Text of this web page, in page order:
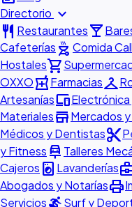
Directorio expand_more
restaurant Restauranteslocal_bar
Cafeterías outdoor_grill Comida
Hostalesshopping_cart
OXXOlocal_pharmacyFarmaciascheckroom
Artesaníasdevices
MaterialesstoreMercados
Médicos y Dentistascontent_cut
y Fitness car_repair Talleres
Cajeros local_laundry_service Lavanderías
Abogados y Notaríasprint
Servicios
Surf y